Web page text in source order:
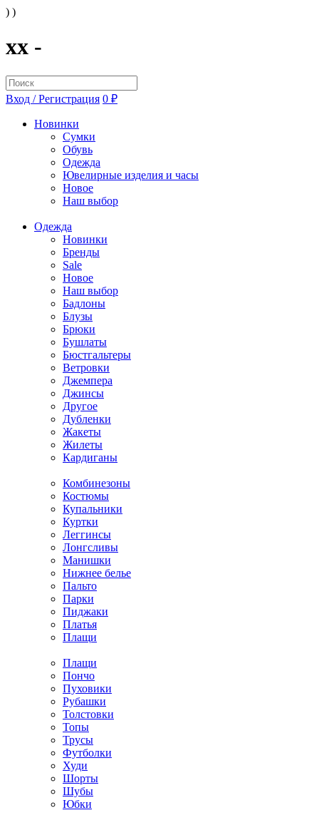
) )
xx -
Вход / Регистрация 0 ₽
Новинки
Сумки
Обувь
Одежда
Ювелирные изделия и часы
Новое
Наш выбор
Одежда
Новинки
Бренды
Sale
Новое
Наш выбор
Бадлоны
Блузы
Брюки
Бушлаты
Бюстгальтеры
Ветровки
Джемпера
Джинсы
Другое
Дубленки
Жакеты
Жилеты
Кардиганы
Комбинезоны
Костюмы
Купальники
Куртки
Леггинсы
Лонгсливы
Манишки
Нижнее белье
Пальто
Парки
Пиджаки
Платья
Плащи
Плащи
Пончо
Пуховики
Рубашки
Толстовки
Топы
Трусы
Футболки
Худи
Шорты
Шубы
Юбки